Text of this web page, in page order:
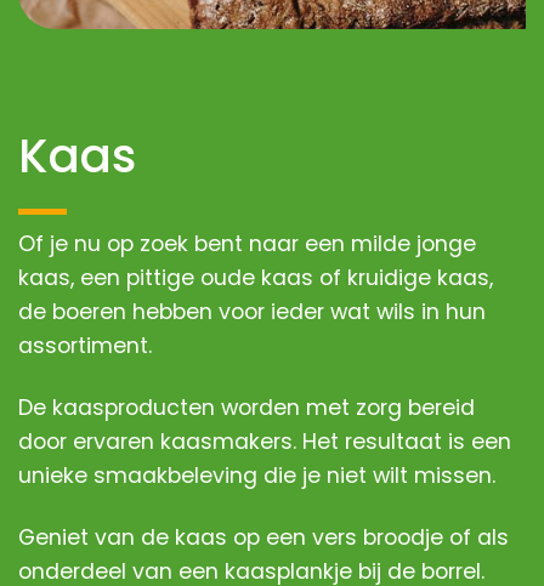
Kaas
Of je nu op zoek bent naar een milde jonge
kaas, een pittige oude kaas of kruidige kaas,
de boeren hebben voor ieder wat wils in hun
assortiment.
De kaasproducten worden met zorg bereid
door ervaren kaasmakers. Het resultaat is een
unieke smaakbeleving die je niet wilt missen.
Geniet van de kaas op een vers broodje of als
onderdeel van een kaasplankje bij de borrel.